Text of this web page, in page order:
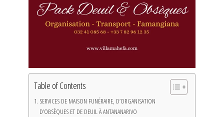
Table of Contents
SERVICES DE MAISON FUNÉRAIRE, D’ORGANISATION
D’OBSÈQUES ET DE DEUIL À ANTANANARIVO